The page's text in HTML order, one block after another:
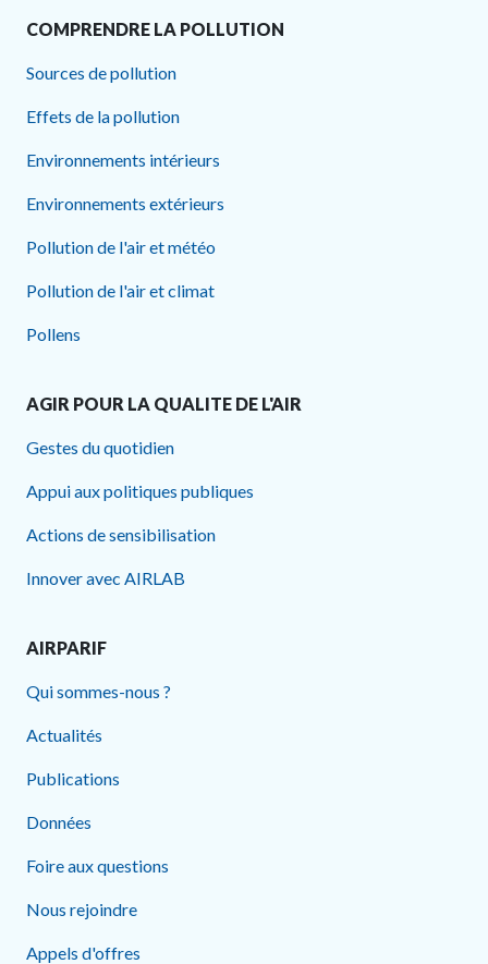
COMPRENDRE LA POLLUTION
Sources de pollution
Effets de la pollution
Environnements intérieurs
Environnements extérieurs
Pollution de l'air et météo
Pollution de l'air et climat
Pollens
AGIR POUR LA QUALITE DE L'AIR
Gestes du quotidien
Appui aux politiques publiques
Actions de sensibilisation
Innover avec AIRLAB
AIRPARIF
Qui sommes-nous ?
Actualités
Publications
Données
Foire aux questions
Nous rejoindre
Appels d'offres